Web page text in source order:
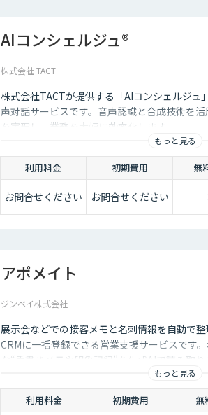
AIコンシェルジュ®
株式会社 TACT
株式会社TACTが提供する「AIコンシェルジュ
声対話サービスです。音声認識と合成技術を
を実現し、業務を大幅に効率化します。
もっと見る
利用料金 初期費用 無
お問合せください お問合せください
アポメイト
ジンベイ株式会社
展示会などでの接客メモと名刺情報を自動で
CRMに一括登録できる営業支援サービスです
な“手書きメモや印象記録”を生成AIで読み取り
もっと見る
利用料金 初期費用 無